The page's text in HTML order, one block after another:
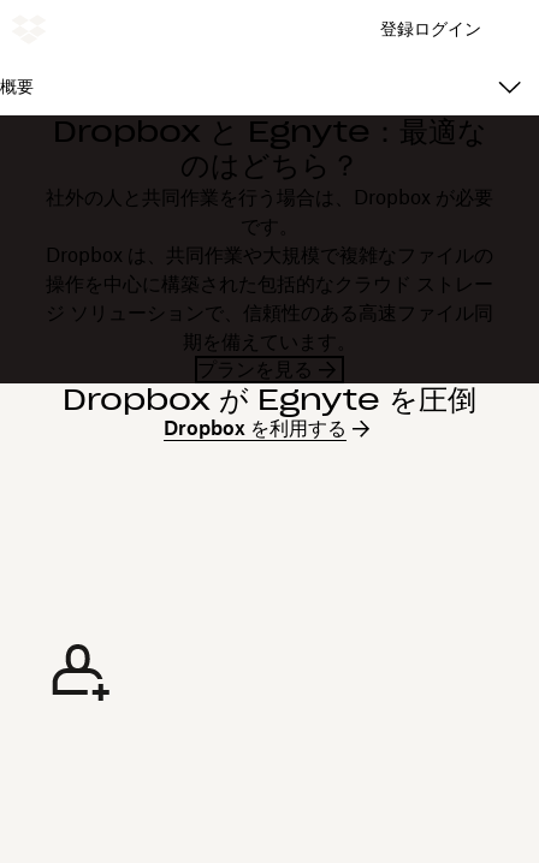
登録ログイン
概要
Dropbox と Egnyte：最適な
のはどちら？
社外の人と共同作業を行う場合は、Dropbox が必要
です。
Dropbox は、共同作業や大規模で複雑なファイルの
操作を中心に構築された包括的なクラウド ストレー
ジ ソリューションで、信頼性のある高速ファイル同
期を備えています。
プランを見る
Dropbox が Egnyte を圧倒
Dropbox を利用する